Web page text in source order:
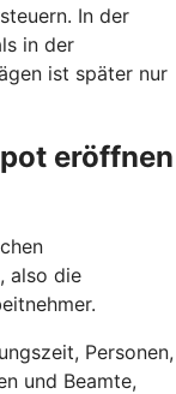
In der
in der
ist später nur
eröffnen
also die
Personen,
und Beamte,